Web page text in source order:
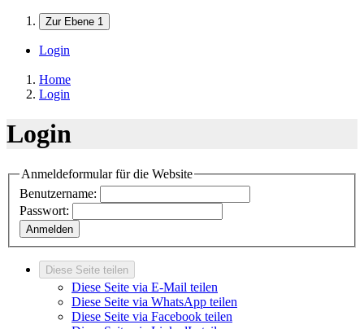
Zur Ebene 1
Login
Home
Login
Login
Anmeldeformular für die Website
Benutzername:
Passwort:
Anmelden
Diese Seite teilen
Diese Seite via E-Mail teilen
Diese Seite via WhatsApp teilen
Diese Seite via Facebook teilen